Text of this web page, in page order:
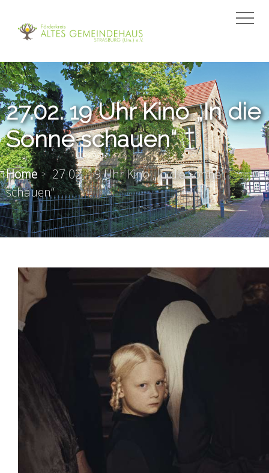
27.02. 19 Uhr Kino „In die
Sonne schauen“
Home
27.02. 19 Uhr Kino „In die Sonne
schauen“